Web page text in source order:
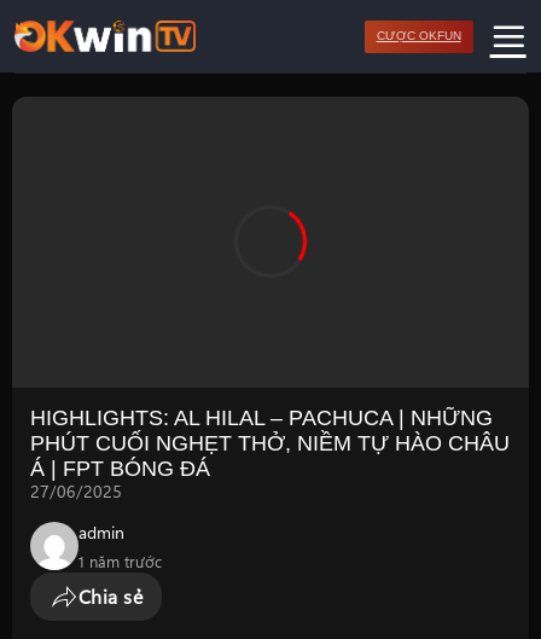
qua
nội
dung
CƯỢC OKFUN
HIGHLIGHTS: AL HILAL – PACHUCA | NHỮNG
PHÚT CUỐI NGHẸT THỞ, NIỀM TỰ HÀO CHÂU
Á | FPT BÓNG ĐÁ
27/06/2025
admin
1 năm trước
Chia sẻ